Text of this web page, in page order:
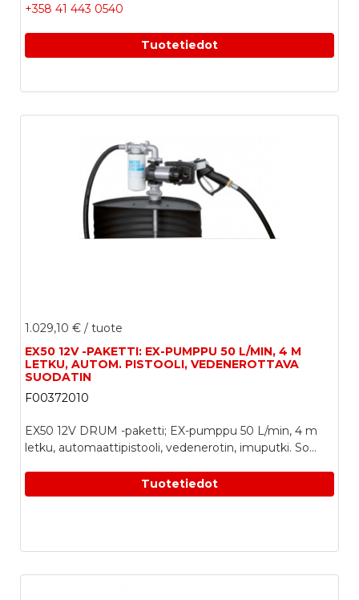
+358 41 443 0540
Tuotetiedot
1.029,10 € / tuote
EX50 12V -PAKETTI: EX-PUMPPU 50 L/MIN, 4 M
LETKU, AUTOM. PISTOOLI, VEDENEROTTAVA
SUODATIN
F00372010
EX50 12V DRUM -paketti; EX-pumppu 50 L/min, 4 m
letku, automaattipistooli, vedenerotin, imuputki. So...
Tuotetiedot